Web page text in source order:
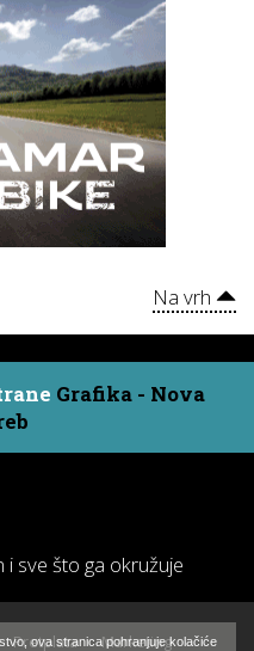
Na vrh
Grafika - Nova
i sve što ga okružuje
Pretplata Marketing
ova stranica pohranjuje kolačiće